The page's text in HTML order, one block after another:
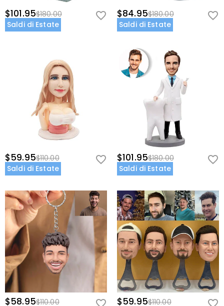
$101.95$180.00
Saldi di Estate
$84.95$180.00
Saldi di Estate
$59.95$110.00
Saldi di Estate
$101.95$180.00
Saldi di Estate
$58.95$110.00 $59.95$110.00